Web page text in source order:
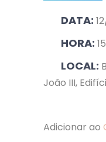
DATA:
HORA:
LOCAL:
João III,
Adicionar ao